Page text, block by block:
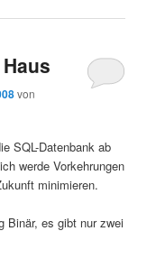
von
SQL-Datenbank ab
werde Vorkehrungen
minimieren.
Binär, es gibt nur zwei